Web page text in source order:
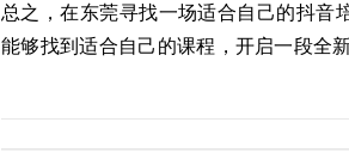
总之，在东莞寻找一场适合自己的抖音
能够找到适合自己的课程，开启一段全